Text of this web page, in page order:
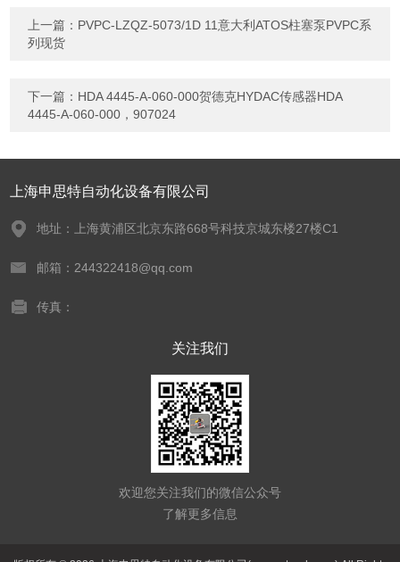
上一篇： PVPC-LZQZ-5073/1D 11意大利ATOS柱塞泵PVPC系
列现货
下一篇： HDA 4445-A-060-000贺德克HYDAC传感器HDA
4445-A-060-000，907024
上海申思特自动化设备有限公司
地址：上海黄浦区北京东路668号科技京城东楼27楼C1
邮箱：244322418@qq.com
传真：
关注我们
欢迎您关注我们的微信公众号
了解更多信息